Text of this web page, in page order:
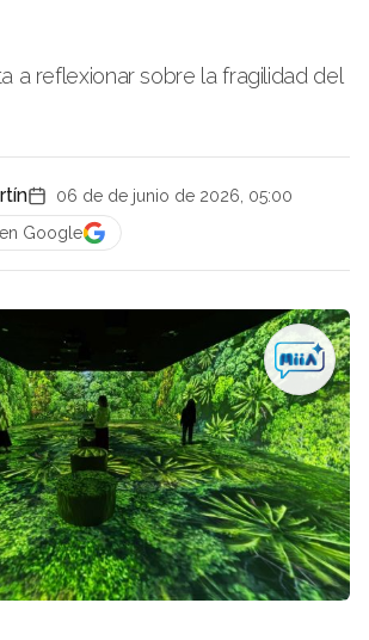
a reflexionar sobre la fragilidad del
06 de de junio de 2026, 05:00
Google